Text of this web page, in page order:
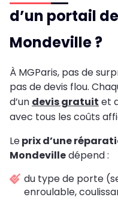
d’un portail
Mondeville ?
À MGParis, pas de
pas de devis flou.
d’un devis gratuit et
avec tous les coûts
Leprix d’une
Mondevilledépend :
du type de porte
enroulable,